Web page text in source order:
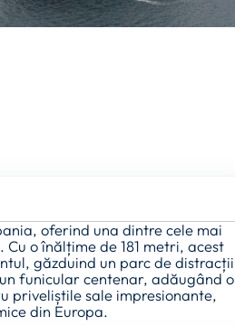
oferind una dintre cele mai
o înălțime de 181 metri, acest
găzduind un parc de distracții
funicular centenar, adăugând o
priveliștile sale impresionante,
din Europa.